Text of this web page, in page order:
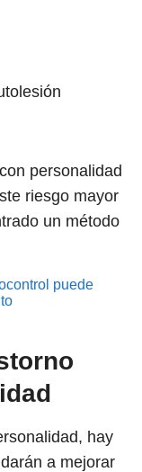
personalidad
riesgo mayor
un método
puede
hay
a mejorar